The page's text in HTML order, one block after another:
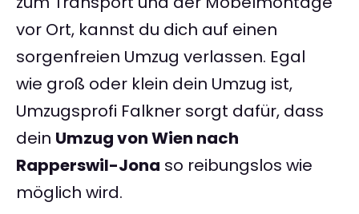
vor Ort, kannst du dich auf einen
sorgenfreien Umzug verlassen. Egal
wie groß oder klein dein Umzug ist,
Umzugsprofi Falkner sorgt dafür, dass
dein Umzug von Wien nach
Rapperswil-Jona so reibungslos wie
möglich wird.